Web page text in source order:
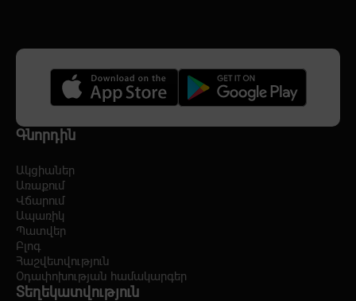
Գնորդին
Ակցիաներ
Առաքում
Վճարում
Ապառիկ
Պատվեր
Բլոգ
Հաշվետվություն
Օդափոխության համակարգեր
Տեղեկատվություն